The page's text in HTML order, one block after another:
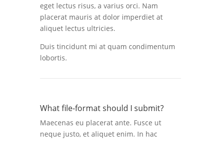
eget lectus risus, a varius orci. Nam
placerat mauris at dolor imperdiet at
aliquet lectus ultricies.
Duis tincidunt mi at quam condimentum
lobortis.
What file-format should I submit?
Maecenas eu placerat ante. Fusce ut
neque justo, et aliquet enim. In hac